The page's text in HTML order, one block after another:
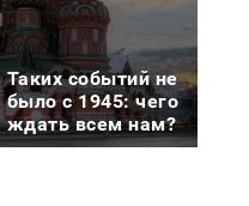
Таких событий не
было с 1945: чего
ждать всем нам?